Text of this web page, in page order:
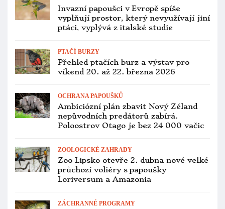
Invazní papoušci v Evropě spíše
vyplňují prostor, který nevyužívají jiní
ptáci, vyplývá z italské studie
PTAČÍ BURZY
Přehled ptačích burz a výstav pro
víkend 20. až 22. března 2026
OCHRANA PAPOUŠKŮ
Ambiciózní plán zbavit Nový Zéland
nepůvodních predátorů zabírá.
Poloostrov Otago je bez 24 000 vačic
ZOOLOGICKÉ ZAHRADY
Zoo Lipsko otevře 2. dubna nové velké
průchozí voliéry s papoušky
Loriversum a Amazonia
ZÁCHRANNÉ PROGRAMY